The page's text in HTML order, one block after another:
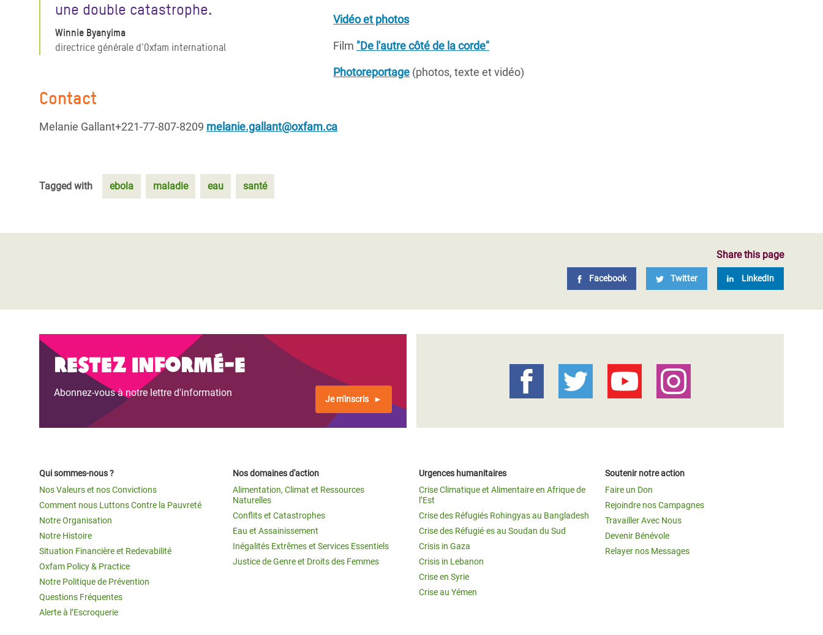
une double catastrophe.
Winnie Byanyima
directrice générale d'Oxfam international
Vidéo et photos
Film "De l'autre côté de la corde"
Photoreportage (photos, texte et vidéo)
Contact
Melanie Gallant+221-77-807-8209 melanie.gallant@oxfam.ca
Tagged with ebola maladie eau santé
Share this page
Facebook Twitter LinkedIn
Restez informé-e
Abonnez-vous à notre lettre d'information
Je m'inscris
Qui sommes-nous ?
Nos Valeurs et nos Convictions
Comment nous Luttons Contre la Pauvreté
Notre Organisation
Notre Histoire
Situation Financière et Redevabilité
Oxfam Policy & Practice
Notre Politique de Prévention
Questions Fréquentes
Alerte à l’Escroquerie
Nos domaines d'action
Alimentation, Climat et Ressources
Naturelles
Conflits et Catastrophes
Eau et Assainissement
Inégalités Extrêmes et Services Essentiels
Justice de Genre et Droits des Femmes
Urgences humanitaires
Crise Climatique et Alimentaire en Afrique de
l’Est
Crise des Réfugiés Rohingyas au Bangladesh
Crise des Réfugié·es au Soudan du Sud
Crisis in Gaza
Crisis in Lebanon
Crise en Syrie
Crise au Yémen
Soutenir notre action
Faire un Don
Rejoindre nos Campagnes
Travailler Avec Nous
Devenir Bénévole
Relayer nos Messages